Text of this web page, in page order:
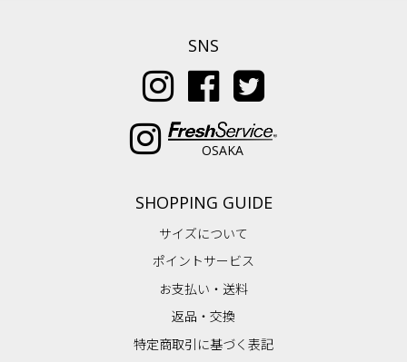
SNS
OSAKA
SHOPPING GUIDE
サイズについて
ポイントサービス
お支払い・送料
返品・交換
特定商取引に基づく表記